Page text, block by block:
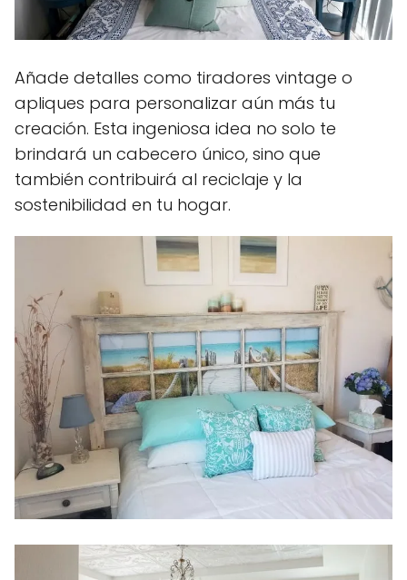
Añade detalles como tiradores vintage o
apliques para personalizar aún más tu
creación. Esta ingeniosa idea no solo te
brindará un cabecero único, sino que
también contribuirá al reciclaje y la
sostenibilidad en tu hogar.